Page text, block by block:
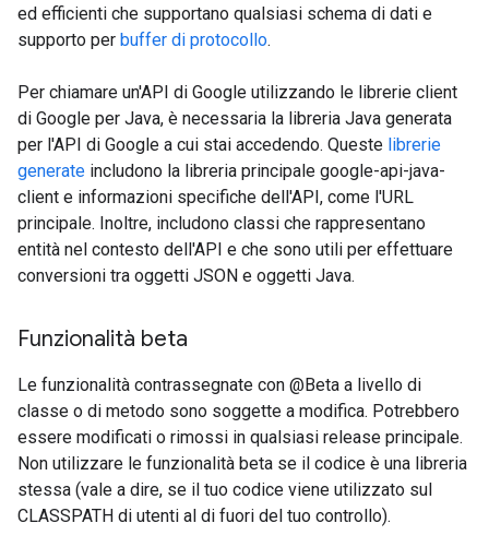
ed efficienti che supportano qualsiasi schema di dati e
supporto per buffer di protocollo.
Per chiamare un'API di Google utilizzando le librerie client
di Google per Java, è necessaria la libreria Java generata
per l'API di Google a cui stai accedendo. Queste librerie
generate includono la libreria principale google-api-java-
client e informazioni specifiche dell'API, come l'URL
principale. Inoltre, includono classi che rappresentano
entità nel contesto dell'API e che sono utili per effettuare
conversioni tra oggetti JSON e oggetti Java.
Funzionalità beta
Le funzionalità contrassegnate con @Beta a livello di
classe o di metodo sono soggette a modifica. Potrebbero
essere modificati o rimossi in qualsiasi release principale.
Non utilizzare le funzionalità beta se il codice è una libreria
stessa (vale a dire, se il tuo codice viene utilizzato sul
CLASSPATH di utenti al di fuori del tuo controllo).